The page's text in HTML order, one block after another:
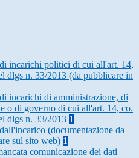
incarichi politici di cui all'art. 14,
dlgs n. 33/2013 (da pubblicare in
incarichi di amministrazione, di
o di governo di cui all'art. 14, co.
dlgs n. 33/2013 1
(documentazione da
sul sito web) 1
comunicazione dei dati